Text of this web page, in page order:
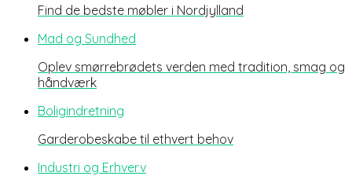
Find de bedste møbler i Nordjylland
Mad og Sundhed
Oplev smørrebrødets verden med tradition, smag og
håndværk
Boligindretning
Garderobeskabe til ethvert behov
Industri og Erhverv